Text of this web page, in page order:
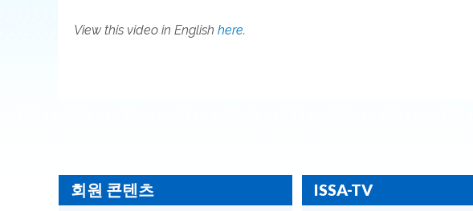
View this video in English here.
회원 콘텐츠 ISSA-TV